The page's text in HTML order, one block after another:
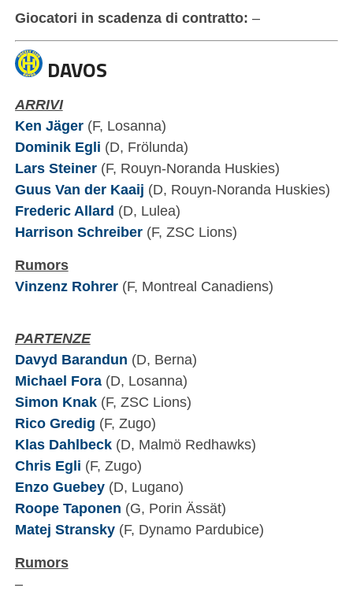
Giocatori in scadenza di contratto: –
DAVOS
ARRIVI
Ken Jäger(F, Losanna)
Dominik Egli (D, Frölunda)
Lars Steiner(F, Rouyn-Noranda Huskies)
Guus Van der Kaaij (D, Rouyn-Noranda Huskies)
Frederic Allard (D, Lulea)
Harrison Schreiber(F, ZSC Lions)
Rumors
Vinzenz Rohrer(F, Montreal Canadiens)
PARTENZE
Davyd Barandun (D, Berna)
Michael Fora(D, Losanna)
Simon Knak(F, ZSC Lions)
Rico Gredig (F, Zugo)
Klas Dahlbeck(D, Malmö Redhawks)
Chris Egli (F, Zugo)
Enzo Guebey(D, Lugano)
Roope Taponen (G, Porin Ässät)
Matej Stransky(F, Dynamo Pardubice)
Rumors
–